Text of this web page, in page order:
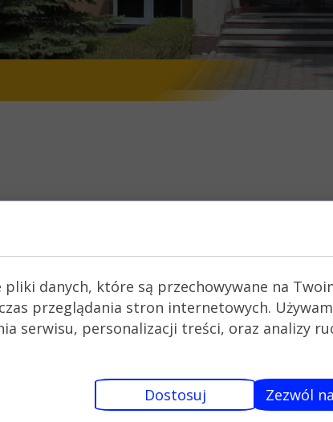
akcję pomocy mieszkańcom Ukrainy,
potrzebne są buty damskie wiosenne
zabawki, ale tylko te, które umożliwiają
pliki danych, które są przechowywane na
przeglądania stron internetowych.
serwisu, personalizacji treści, oraz analizy
Dostosuj Zezwól